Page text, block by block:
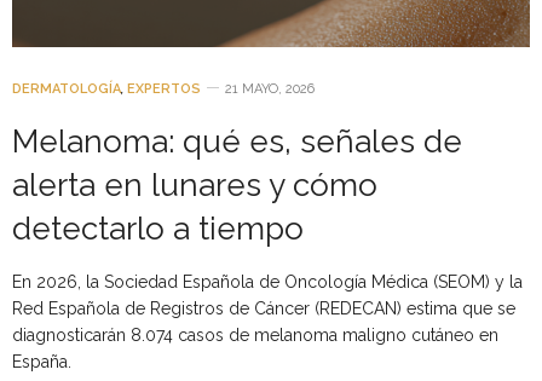
DERMATOLOGÍA, EXPERTOS 21 MAYO, 2026
Melanoma: qué es, señales de
alerta en lunares y cómo
detectarlo a tiempo
En 2026, la Sociedad Española de Oncología Médica (SEOM) y la
Red Española de Registros de Cáncer (REDECAN) estima que se
diagnosticarán 8.074 casos de melanoma maligno cutáneo en
España.